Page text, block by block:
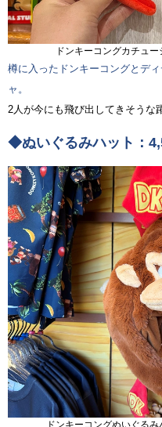
ドンキーコングカチュ
樽に入ったドンキーコングとデ
ャ。
2人が今にも飛び出してきそう
◆ぬいぐるみハット：
ドンキーコングぬいぐる